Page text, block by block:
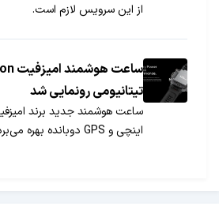
از این سرویس لازم است.
تیتانیومی رونمایی شد
اینچی و GPS دوبانده بهره می‌برد.